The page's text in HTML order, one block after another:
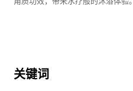
关键词